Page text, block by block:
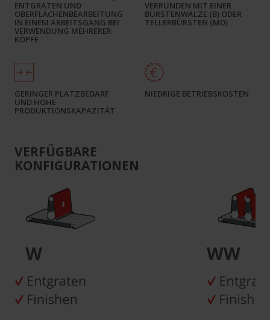
ENTGRATEN UND
OBERFLÄCHENBEARBEITUNG
IN EINEM ARBEITSGANG BEI
VERWENDUNG MEHRERER
KÖPFE
VERRUNDEN MIT EINER
BÜRSTENWALZE (B) ODER
TELLERBÜRSTEN (MD)
GERINGER PLATZBEDARF
UND HOHE
PRODUKTIONSKAPAZITÄT
NIEDRIGE BETRIEBSKOSTEN
VERFÜGBARE
KONFIGURATIONEN